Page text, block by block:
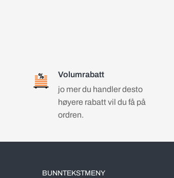
Volumrabatt
jo mer du handler desto
høyere rabatt vil du få på
ordren.
BUNNTEKSTMENY